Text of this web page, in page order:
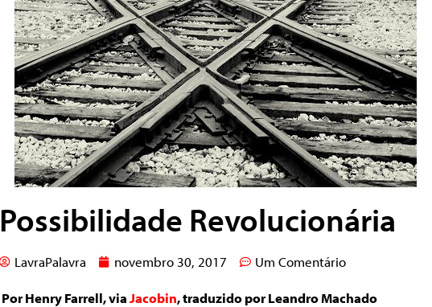
Possibilidade Revolucionária
LavraPalavra novembro 30, 2017 Um Comentário
Por Henry Farrell, viaJacobin, traduzido por Leandro Machado